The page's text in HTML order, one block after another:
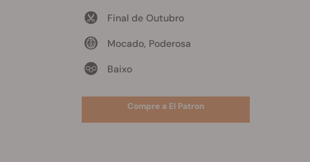
Final de Outubro
Mocado, Poderosa
Baixo
Compre a El Patron